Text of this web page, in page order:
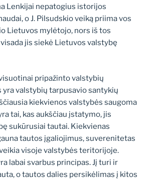
Lenkijai nepatogius istorijos
o J. Pilsudskio veiką priima vos
Lietuvos mylėtojo, nors iš tos
jis siekė Lietuvos valstybę
pripažinto valstybių
yra valstybių tarpusavio santykių
kiekvienos valstybės saugoma
tai, kas aukščiau įstatymo, jis
sukūrusiai tautai. Kiekvienas
tautos įgaliojimus, suverenitetas
visoje valstybės teritorijoje.
labai svarbus principas. Jį turi ir
o tautos dalies persikėlimas į kitos